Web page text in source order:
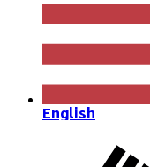
English